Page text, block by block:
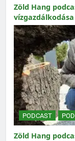
Zöld Hang
vízgazdálkodása
PODCAST
Zöld Hang